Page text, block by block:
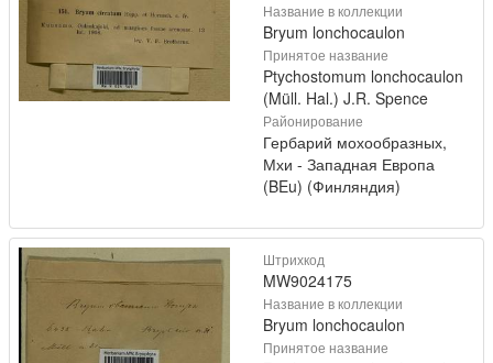
Название в коллекции
Bryum lonchocaulon
Принятое название
Ptychostomum lonchocaulon
(Müll. Hal.) J.R. Spence
Районирование
Гербарий мохообразных,
Мхи - Западная Европа
(BEu) (Финляндия)
Штрихкод
MW9024175
Название в коллекции
Bryum lonchocaulon
Принятое название